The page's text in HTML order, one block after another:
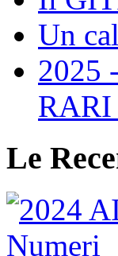
Un
2025
RARI
Le